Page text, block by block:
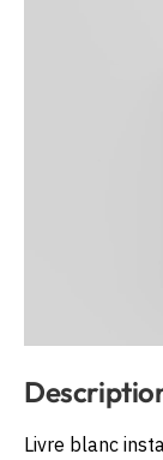
Livre blanc